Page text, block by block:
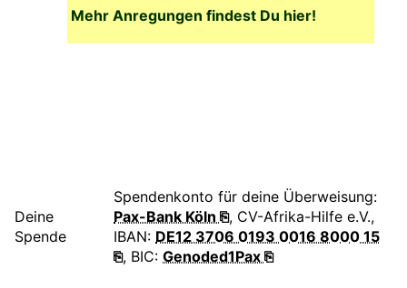
Mehr Anregungen findest Du hier!
Deine
Spende
Spendenkonto für deine Überweisung:
Pax-Bank Köln ⎘, CV-Afrika-Hilfe e.V.,
IBAN: DE12 3706 0193 0016 8000 15
⎘, BIC: Genoded1Pax ⎘